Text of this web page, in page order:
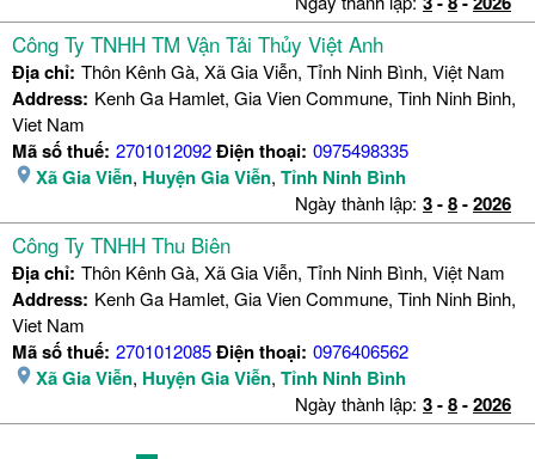
Công Ty TNHH TM Vận Tải Thủy Việt Anh
Địa chỉ: Thôn Kênh Gà, Xã Gia Viễn, Tỉnh Ninh Bình, Việt Nam
Address: Kenh Ga Hamlet, Gia Vien Commune, Tinh Ninh Binh,
Viet Nam
Mã số thuế: 2701012092Điện thoại: 0975498335
Xã Gia Viễn, Huyện Gia Viễn, Tỉnh Ninh Bình
Ngày thành lập: 3-8-2026
Công Ty TNHH Thu Biên
Địa chỉ: Thôn Kênh Gà, Xã Gia Viễn, Tỉnh Ninh Bình, Việt Nam
Address: Kenh Ga Hamlet, Gia Vien Commune, Tinh Ninh Binh,
Viet Nam
Mã số thuế: 2701012085Điện thoại: 0976406562
Xã Gia Viễn, Huyện Gia Viễn, Tỉnh Ninh Bình
Ngày thành lập: 3-8-2026